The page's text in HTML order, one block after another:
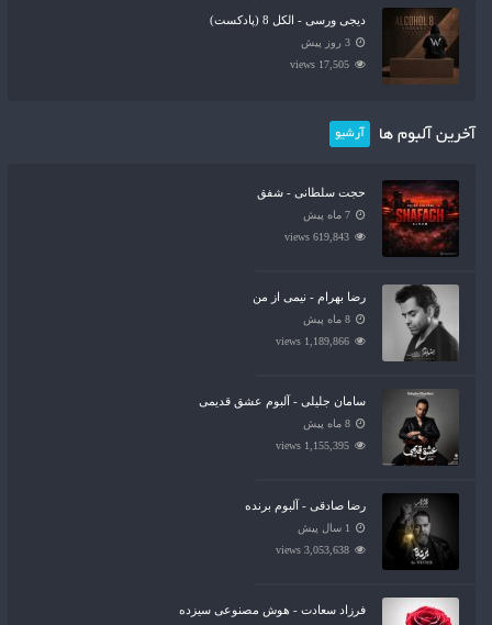
دیجی ورسی - الکل 8 (پادکست)
3 روز پیش
17,505 views
آخرین آلبوم ها آرشیو
حجت سلطانی - شفق
7 ماه پیش
619,843 views
رضا بهرام - نیمی از من
8 ماه پیش
1,189,866 views
سامان جلیلی - آلبوم عشق قدیمی
8 ماه پیش
1,155,395 views
رضا صادقی - آلبوم برنده
1 سال پیش
3,053,638 views
فرزاد سعادت - هوش مصنوعی سیزده